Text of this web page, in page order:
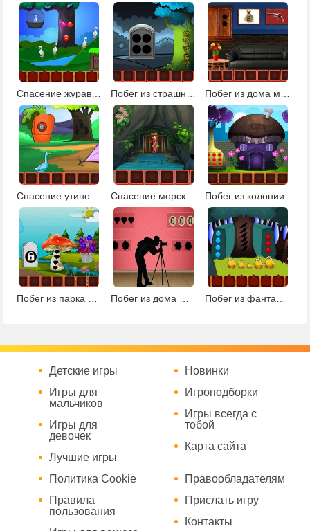
Спасение журавля
Спасение утиной семьи: эпизод 1 Спасение морского конька Побег из колонии
Детские игры
Игры для
мальчиков
Игры для
девочек
Лучшие игры
Новинки
Игроподборки
Игры всегда с
тобой
Карта сайта
Политика Cookie
Правила
пользования
Правообладателям
Прислать игру
Контакты